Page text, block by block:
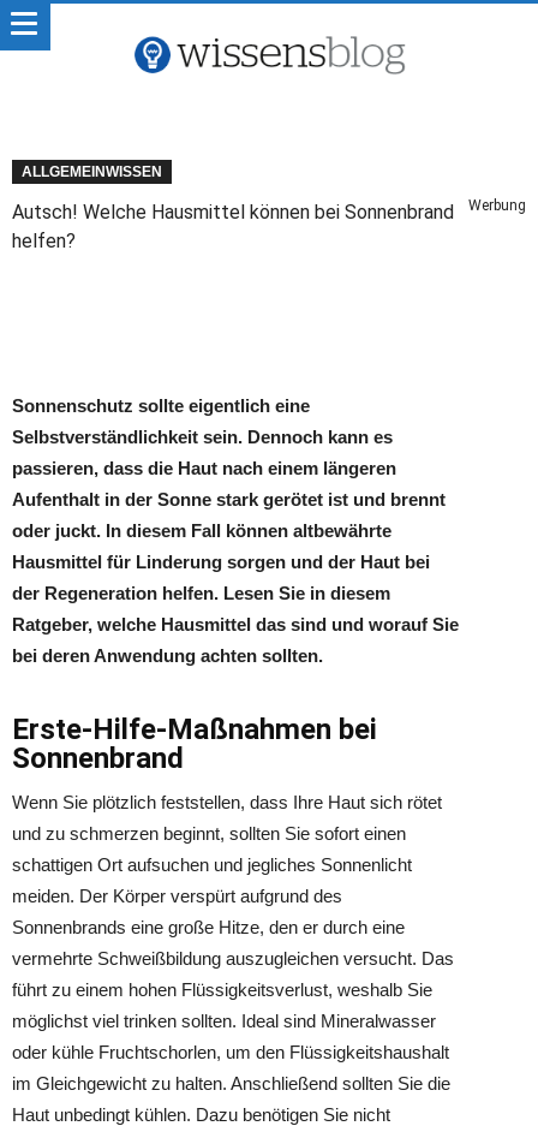
ALLGEMEINWISSEN
Autsch! Welche Hausmittel können bei Sonnenbrand
helfen?
Werbung
Sonnenschutz sollte eigentlich eine
Selbstverständlichkeit sein. Dennoch kann es
passieren, dass die Haut nach einem längeren
Aufenthalt in der Sonne stark gerötet ist und brennt
oder juckt. In diesem Fall können altbewährte
Hausmittel für Linderung sorgen und der Haut bei
der Regeneration helfen. Lesen Sie in diesem
Ratgeber, welche Hausmittel das sind und worauf Sie
bei deren Anwendung achten sollten.
Erste-Hilfe-Maßnahmen bei
Sonnenbrand
Wenn Sie plötzlich feststellen, dass Ihre Haut sich rötet
und zu schmerzen beginnt, sollten Sie sofort einen
schattigen Ort aufsuchen und jegliches Sonnenlicht
meiden. Der Körper verspürt aufgrund des
Sonnenbrands eine große Hitze, den er durch eine
vermehrte Schweißbildung auszugleichen versucht. Das
führt zu einem hohen Flüssigkeitsverlust, weshalb Sie
möglichst viel trinken sollten. Ideal sind Mineralwasser
oder kühle Fruchtschorlen, um den Flüssigkeitshaushalt
im Gleichgewicht zu halten. Anschließend sollten Sie die
Haut unbedingt kühlen. Dazu benötigen Sie nicht